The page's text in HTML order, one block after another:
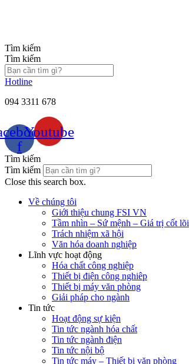
Tìm kiếm
Tìm kiếm
Hotline
094 3311 678
f
Youtube
Tìm kiếm
Tìm kiếm
Close this search box.
Về chúng tôi
Giới thiệu chung FSI VN
Tầm nhìn – Sứ mệnh – Giá trị cốt lõi
Trách nhiệm xã hội
Văn hóa doanh nghiệp
Lĩnh vực hoạt động
Hóa chất công nghiệp
Thiết bị điện công nghiêp
Thiết bị máy văn phòng
Giải pháp cho ngành
Tin tức
Hoạt động sự kiện
Tin tức ngành hóa chất
Tin tức ngành điện
Tin tức nội bộ
Tin tức máy – Thiết bị văn phòng